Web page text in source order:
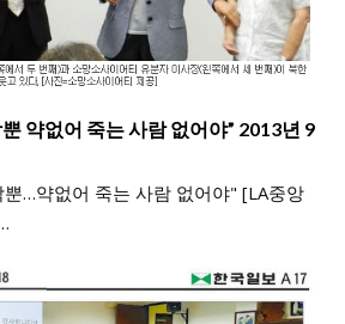
약없어 죽는 사람 없어야” 2013년 9
…약없어 죽는 사람 없어야" [LA중앙